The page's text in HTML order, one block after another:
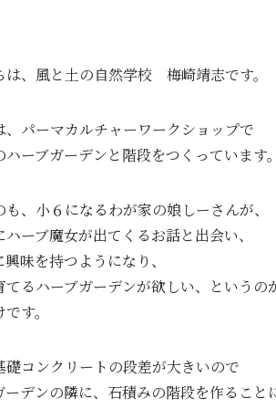
は、風と土の自然学校 梅崎靖志です。
、パーマカルチャーワークショップで
ハーブガーデンと階段をつくっています。
も、小６になるわが家の娘しーさんが、
ーブ魔女が出てくるお話と出会い、
味を持つようになり、
てるハーブガーデンが欲しい、というの
す。
礎コンクリートの段差が大きいので
ーデンの隣に、石積みの階段を作ること